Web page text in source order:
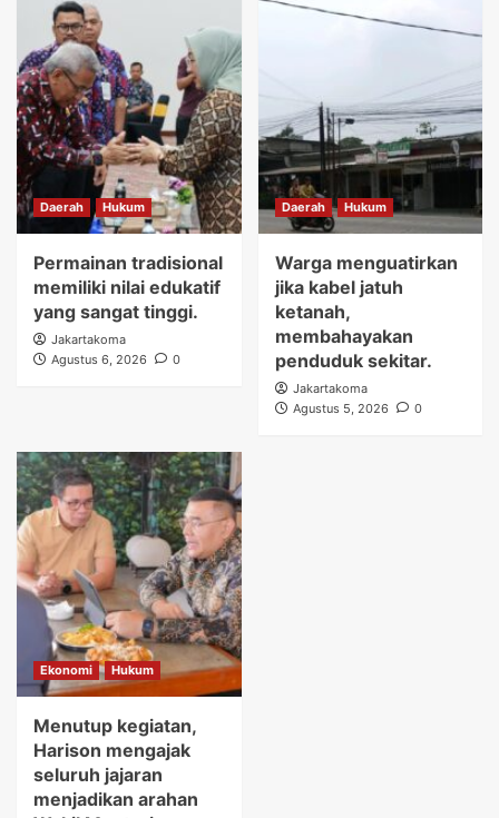
Daerah Hukum
Permainan tradisional
memiliki nilai edukatif
yang sangat tinggi.
Jakartakoma
Agustus 6, 2026
0
Daerah Hukum
Warga menguatirkan
jika kabel jatuh
ketanah,
membahayakan
penduduk sekitar.
Jakartakoma
Agustus 5, 2026
0
Ekonomi Hukum
Menutup kegiatan,
Harison mengajak
seluruh jajaran
menjadikan arahan